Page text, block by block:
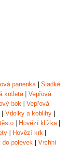
panenka| Sladké
kotleta| Vepřová
bok
Vepřová
| Vdolky a koblihy
Hovězí kližka|
Hovězí krk
do polévek
Vrchní